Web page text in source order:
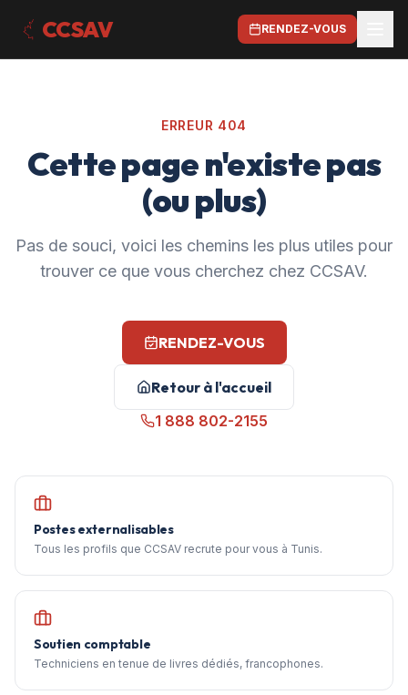
CCSAV RENDEZ-VOUS
ERREUR 404
Cette page n'existe pas
(ou plus)
Pas de souci, voici les chemins les plus utiles pour
trouver ce que vous cherchez chez CCSAV.
RENDEZ-VOUS
Retour à l'accueil
1 888 802-2155
Postes externalisables
Tous les profils que CCSAV recrute pour vous à Tunis.
Soutien comptable
Techniciens en tenue de livres dédiés, francophones.